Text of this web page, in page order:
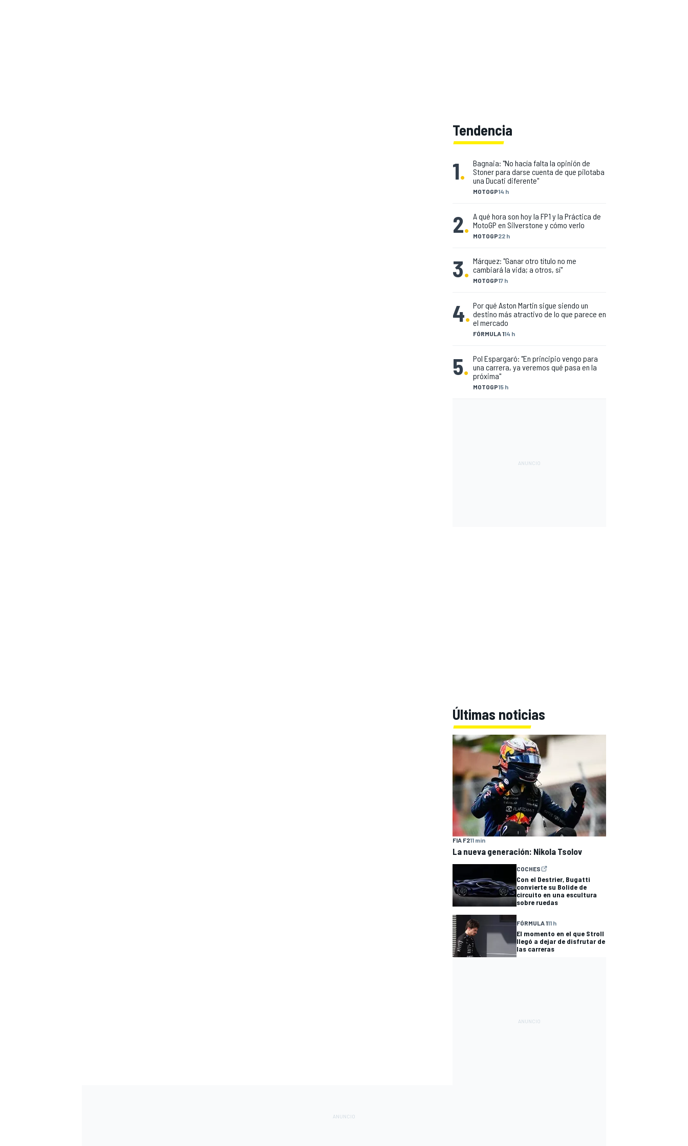
Tendencia
1.
MOTOGP14 h
Bagnaia: "No hacía falta la opinión de
Stoner para darse cuenta de que pilotaba
una Ducati diferente"
2. MOTOGP22 h
A qué hora son hoy la FP1 y la Práctica de
MotoGP en Silverstone y cómo verlo
3. MOTOGP17 h
Márquez: "Ganar otro título no me
cambiará la vida; a otros, sí"
4.
FÓRMULA 114 h
Por qué Aston Martin sigue siendo un
destino más atractivo de lo que parece en
el mercado
5.
MOTOGP15 h
Pol Espargaró: "En principio vengo para
una carrera, ya veremos qué pasa en la
próxima"
Últimas noticias
FIA F211 min
La nueva generación: Nikola Tsolov
COCHES
Con el Destrier, Bugatti
convierte su Bolide de
circuito en una escultura
sobre ruedas
FÓRMULA 111 h
El momento en el que Stroll
llegó a dejar de disfrutar de
las carreras